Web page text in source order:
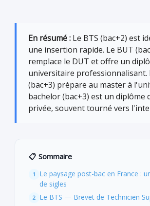
En résumé : Le BTS (bac+2) est
une insertion rapide. Le BUT
remplace le DUT et offre un
universitaire professionnalisant.
(bac+3) prépare au master à
bachelor (bac+3) est un diplôme
privée, souvent tourné vers
📋 Sommaire
Le paysage post-bac en France :
de sigles
Le BTS — Brevet de Technicien